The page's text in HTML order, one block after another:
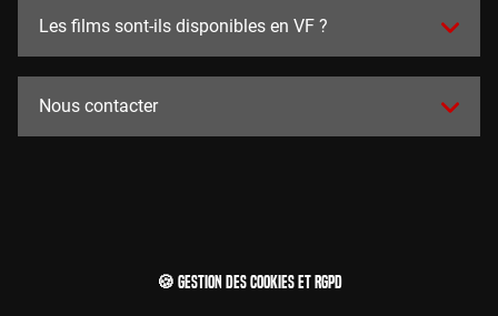
Les films sont-ils disponibles en VF ?
Nous contacter
🍪 Gestion des cookies et RGPD